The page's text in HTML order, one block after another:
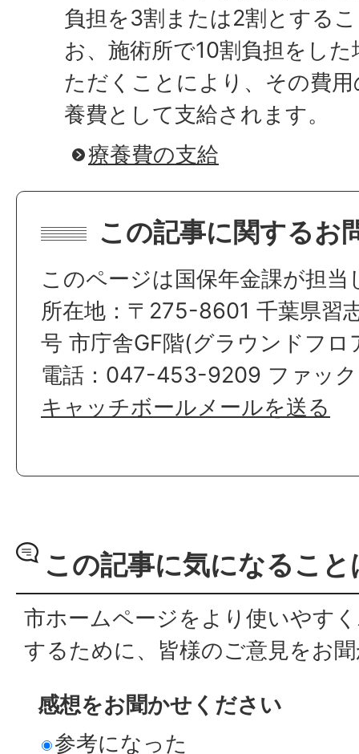
負担を3割または2割とする
お、施術所で10割負担をし
ただくことにより、その費
養費として支給されます。
療養費の支給
この記事に関するお
このページは国保年金課が担当
所在地：〒275-8601 千葉県習
号 市庁舎GF階(グラウンドフロ
電話：047-453-9209 ファッ
キャッチボールメールを送る
この記事に気になるこ
市ホームページをより使いやす
するために、皆様のご意見をお
感想をお聞かせください
参考になった